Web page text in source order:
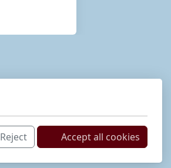
Reject Accept all cookies